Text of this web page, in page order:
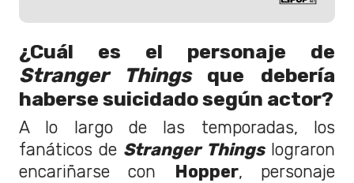
¿Cuál es el personaje de
Stranger Thingsque debería
haberse suicidado según actor?
A lo largo de las temporadas, los
fanáticos de Stranger Thingslograron
encariñarse con Hopper, personaje